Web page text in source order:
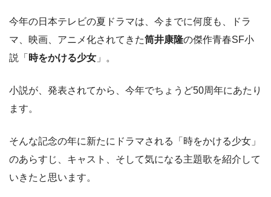
今年の日本テレビの夏ドラマは、今までに何度も、ドラ
マ、映画、アニメ化されてきた筒井康隆の傑作青春SF小
説「 時をかける少女 」。
小説が、発表されてから、今年でちょうど50周年にあたり
ます。
そんな記念の年に新たにドラマされる「時をかける少女」
のあらすじ、キャスト、そして気になる主題歌を紹介して
いきたと思います。